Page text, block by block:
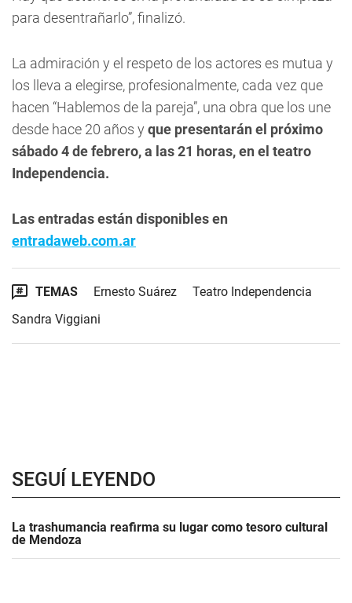
para desentrañarlo”, finalizó.
La admiración y el respeto de los actores es mutua y
los lleva a elegirse, profesionalmente, cada vez que
hacen “Hablemos de la pareja”, una obra que los une
desde hace 20 años y que presentarán el próximo
sábado 4 de febrero, a las 21 horas, en el teatro
Independencia.
Las entradas están disponibles en
entradaweb.com.ar
TEMAS Ernesto Suárez
Teatro Independencia
Sandra Viggiani
SEGUÍ LEYENDO
La trashumancia reafirma su lugar como tesoro cultural
de Mendoza